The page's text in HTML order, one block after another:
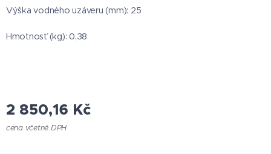
Výška vodného uzáveru (mm): 25
Hmotnosť (kg): 0,38
2 850,16 Kč
cena včetně DPH